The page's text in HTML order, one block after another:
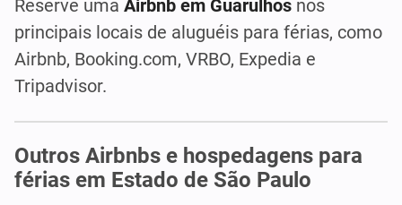
Reserve uma Airbnb em Guarulhos nos
principais locais de aluguéis para férias, como
Airbnb, Booking.com, VRBO, Expedia e
Tripadvisor.
Outros Airbnbs e hospedagens para
férias em Estado de São Paulo